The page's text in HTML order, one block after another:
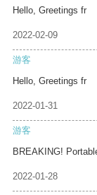
Hello, Greetings fr
2022-02-09
游客
Hello, Greetings fr
2022-01-31
游客
BREAKING!
2022-01-28